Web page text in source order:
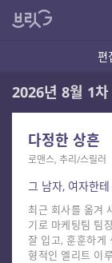
편
2026년 8월 1
다정한 상흔
로맨스, 추리/스릴러
그 남자, 여자한
최근 회사를 옮겨
기로 마케팅팀 팀
잘 입고, 훈훈하게
형적인 엘리트 이